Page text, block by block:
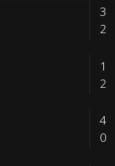
3
2
1
2
4
0